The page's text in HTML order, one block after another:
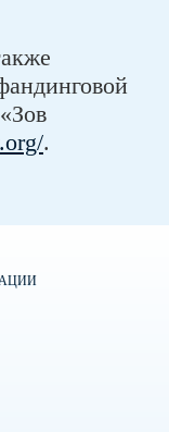
.